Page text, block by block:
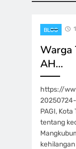
BLOG
Warga
AH…
https://
20250724-
PAGI,
tentang